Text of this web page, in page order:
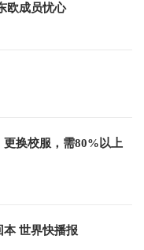
欧成员忧心
换校服，需80%以上
本 世界快播报